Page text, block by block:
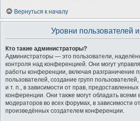
Вернуться к началу
Уровни пользователей
Кто такие администраторы?
Администраторы — это пользователи,
контроля над конференцией. Они могут
работы конференции, включая разграничение
пользователей, создание групп
и т. п., в зависимости от прав,
конференции. Они также могут обладать всеми
модераторов во всех форумах, в зависимости
произведённых создателем конференции.